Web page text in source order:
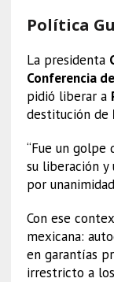
Política
La presidenta
Conferencia
pidió liberar a
destitución de
“Fue un golpe
su liberación y
por
Con ese
mexicana:
en garantías
irrestricto a